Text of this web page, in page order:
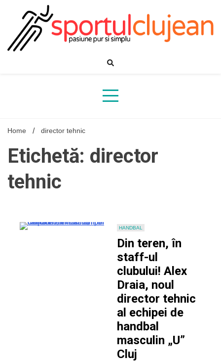
Home director tehnic
Etichetă: director
tehnic
HANDBAL
Din teren, în
staff-ul
clubului! Alex
Draia, noul
director tehnic
al echipei de
handbal
masculin „U”
Cluj